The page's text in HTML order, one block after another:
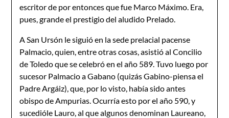
escritor de por entonces que fue Marco Máximo. Era,
pues, grande el prestigio del aludido Prelado.
A San Ursón le siguió en la sede prelacial pacense
Palmacio, quien, entre otras cosas, asistió al Concilio
de Toledo que se celebró en el año 589. Tuvo luego por
sucesor Pal­macio a Gabano (quizás Gabino-piensa el
Padre Argáiz), que, por lo visto, había sido antes
obispo de Ampurias. Ocurría esto por el año 590, y
sucedióle Lauro, al que algunos denominan Laureano,